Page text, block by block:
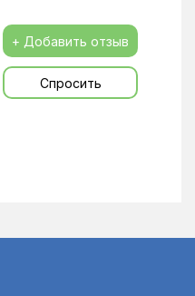
+ Добавить отзыв
Спросить